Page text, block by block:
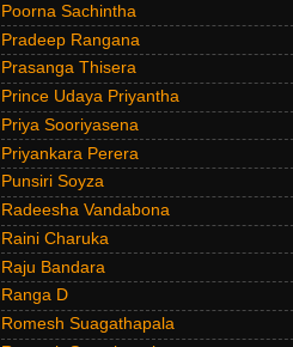
Poorna Sachintha
Pradeep Rangana
Prasanga Thisera
Prince Udaya Priyantha
Priya Sooriyasena
Priyankara Perera
Punsiri Soyza
Radeesha Vandabona
Raini Charuka
Raju Bandara
Ranga D
Romesh Suagathapala